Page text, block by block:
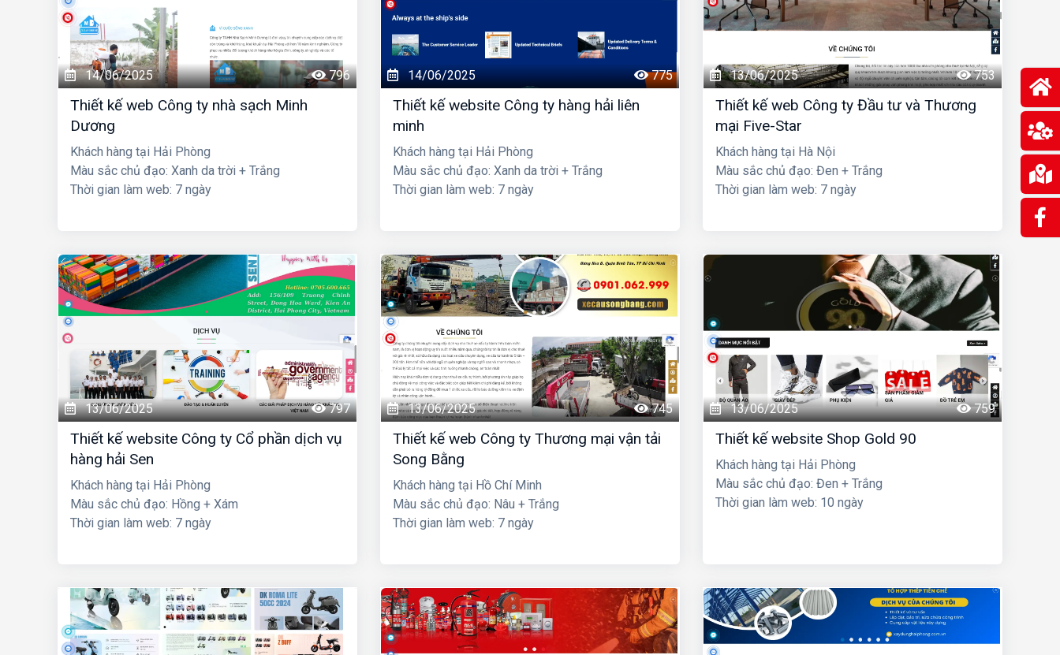
14/06/2025 796
Thiết kế web Công ty nhà sạch Minh
Dương
Khách hàng tại Hải Phòng
Màu sắc chủ đạo: Xanh da trời + Trắng
Thời gian làm web: 7 ngày
14/06/2025 775
Thiết kế website Công ty hàng hải liên
minh
Khách hàng tại Hải Phòng
Màu sắc chủ đạo: Xanh da trời + Trắng
Thời gian làm web: 7 ngày
13/06/2025 753
Thiết kế web Công ty Đầu tư và Thương
mại Five-Star
Khách hàng tại Hà Nội
Màu sắc chủ đạo: Đen + Trắng
Thời gian làm web: 7 ngày
13/06/2025 797
Thiết kế website Công ty Cổ phần dịch vụ
hàng hải Sen
Khách hàng tại Hải Phòng
Màu sắc chủ đạo: Hồng + Xám
Thời gian làm web: 7 ngày
13/06/2025 745
Thiết kế web Công ty Thương mại vận tải
Song Bằng
Khách hàng tại Hồ Chí Minh
Màu sắc chủ đạo: Nâu + Trắng
Thời gian làm web: 7 ngày
13/06/2025 759
Thiết kế website Shop Gold 90
Khách hàng tại Hải Phòng
Màu sắc chủ đạo: Đen + Trắng
Thời gian làm web: 10 ngày